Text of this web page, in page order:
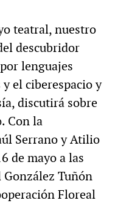
teatral, nuestro
descubridor
lenguajes
el ciberespacio y
discutirá sobre
Con la
Serrano y Atilio
de mayo a las
González Tuñón
Floreal